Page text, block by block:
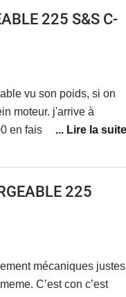
225 S&S C-
vu son poids, si on
moteur. j'arrive à
en faisant attention de
un test il y a quelques
si je roule toujours à
le confort et son
proposé par le site
taille du réservoir un
225
mécaniques justes
C’est con c’est